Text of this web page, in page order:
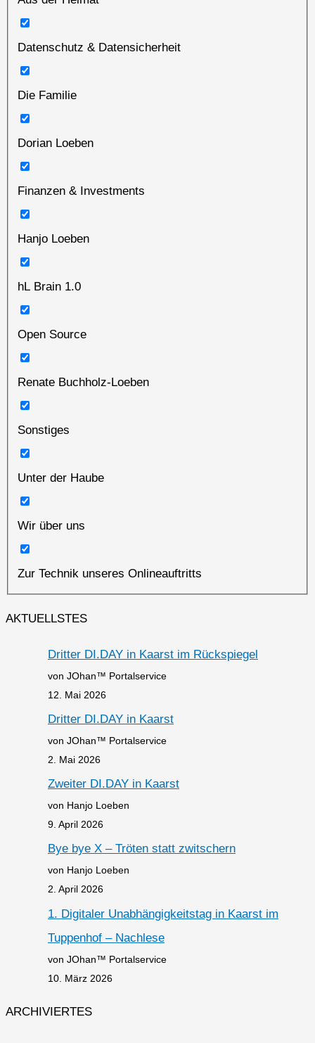
Datenschutz & Datensicherheit
Die Familie
Dorian Loeben
Finanzen & Investments
Hanjo Loeben
hL Brain 1.0
Open Source
Renate Buchholz-Loeben
Sonstiges
Unter der Haube
Wir über uns
Zur Technik unseres Onlineauftritts
AKTUELLSTES
Dritter DI.DAY in Kaarst im Rückspiegel
von JOhan™ Portalservice
12. Mai 2026
Dritter DI.DAY in Kaarst
von JOhan™ Portalservice
2. Mai 2026
Zweiter DI.DAY in Kaarst
von Hanjo Loeben
9. April 2026
Bye bye X – Tröten statt zwitschern
von Hanjo Loeben
2. April 2026
1. Digitaler Unabhängigkeitstag in Kaarst im
Tuppenhof – Nachlese
von JOhan™ Portalservice
10. März 2026
ARCHIVIERTES